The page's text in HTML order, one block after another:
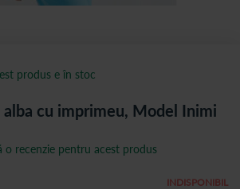
alba cu imprimeu, Model Inimi
INDISPONIBIL
o recenzie pentru acest produs
produs e în stoc